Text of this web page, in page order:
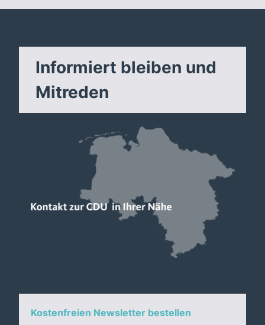
Informiert bleiben und
Mitreden
Kostenfreien Newsletter bestellen